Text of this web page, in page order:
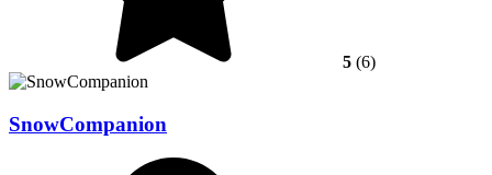
5 (6)
SnowCompanion